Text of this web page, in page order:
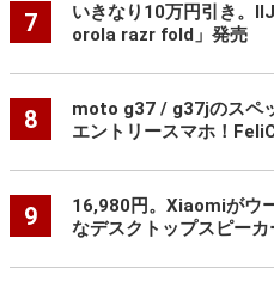
7
いきなり10万円引き。
orola razr fold」発売
8
moto g37 / g37jのスペ
エントリースマホ！
9
16,980円。Xiaomiがウ
なデスクトップスピー